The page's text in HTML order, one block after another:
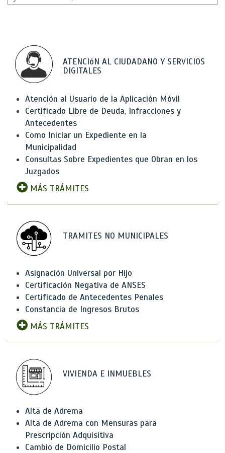
ATENCIóN AL CIUDADANO Y SERVICIOS
DIGITALES
Atención al Usuario de la Aplicación Móvil
Certificado Libre de Deuda, Infracciones y
Antecedentes
Como Iniciar un Expediente en la
Municipalidad
Consultas Sobre Expedientes que Obran en los
Juzgados
MÁS TRÁMITES
TRAMITES NO MUNICIPALES
Asignación Universal por Hijo
Certificación Negativa de ANSES
Certificado de Antecedentes Penales
Constancia de Ingresos Brutos
MÁS TRÁMITES
VIVIENDA E INMUEBLES
Alta de Adrema
Alta de Adrema con Mensuras para
Prescripción Adquisitiva
Cambio de Domicilio Postal